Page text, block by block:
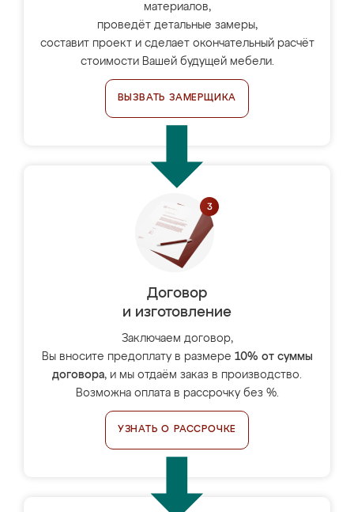
материалов,
проведёт детальные замеры,
составит проект и сделает окончательный расчёт
стоимости Вашей будущей мебели.
ВЫЗВАТЬ ЗАМЕРЩИКА
Договор
и изготовление
Заключаем договор,
Вы вносите предоплату в размере 10% от суммы
договора, и мы отдаём заказ в производство.
Возможна оплата в рассрочку без %.
УЗНАТЬ О РАССРОЧКЕ